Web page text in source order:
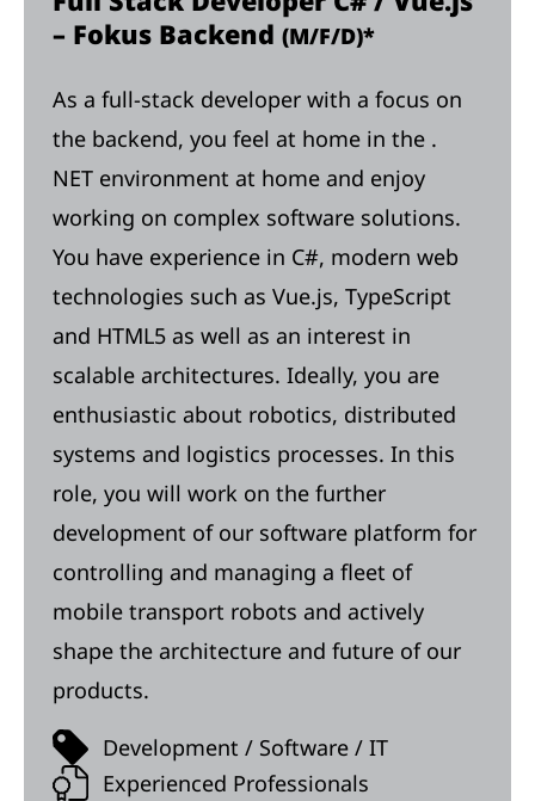
– Fokus Backend (M/F/D)*
As a full-stack developer with a focus on
the backend, you feel at home in the .
NET environment at home and enjoy
working on complex software solutions.
You have experience in C#, modern web
technologies such as Vue.js, TypeScript
and HTML5 as well as an interest in
scalable architectures. Ideally, you are
enthusiastic about robotics, distributed
systems and logistics processes. In this
role, you will work on the further
development of our software platform for
controlling and managing a fleet of
mobile transport robots and actively
shape the architecture and future of our
products.
Development / Software / IT
Experienced Professionals